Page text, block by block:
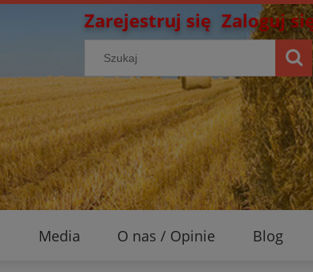
Zarejestruj się Zaloguj
Media O nas / Opinie Blog